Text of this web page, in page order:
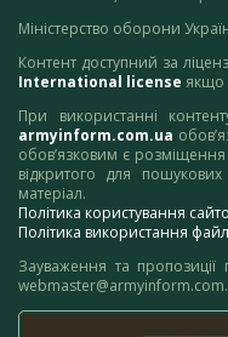
Міністерство оборони
Контент доступний за
International license якщо
При використанні
armyinform.com.ua
обов’язковим є
відкритого для
матеріал.
Політика користування
Політика використання
Зауваження та